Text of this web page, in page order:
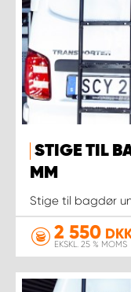
STIGE TIL
MM
Stige til bagdør
2 550
EKSKL. 25 % MOMS